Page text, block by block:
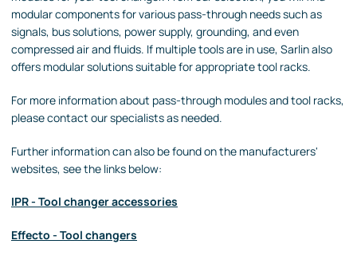
modular components for various pass-through needs such as
signals, bus solutions, power supply, grounding, and even
compressed air and fluids. If multiple tools are in use, Sarlin also
offers modular solutions suitable for appropriate tool racks.
For more information about pass-through modules and tool racks,
please contact our specialists as needed.
Further information can also be found on the manufacturers'
websites, see the links below:
IPR - Tool changer accessories
Effecto - Tool changers